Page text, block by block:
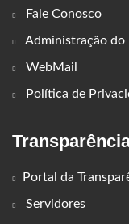
Fale Conosco
Administração do
WebMail
Política de
Portal da
Servidores